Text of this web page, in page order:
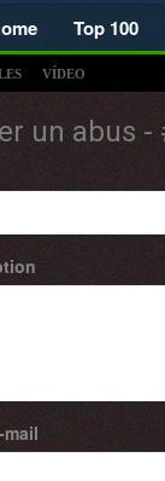
Top 100
VÍDEO
un abus -